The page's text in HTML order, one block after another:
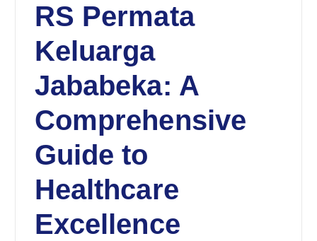
RS Permata
Keluarga
Jababeka: A
Comprehensive
Guide to
Healthcare
Excellence